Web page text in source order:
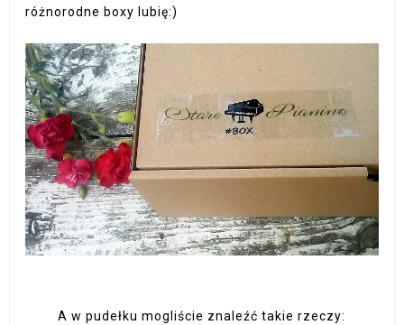
różnorodne boxy lubię:)
A w pudełku mogliście znaleźć takie rzeczy: